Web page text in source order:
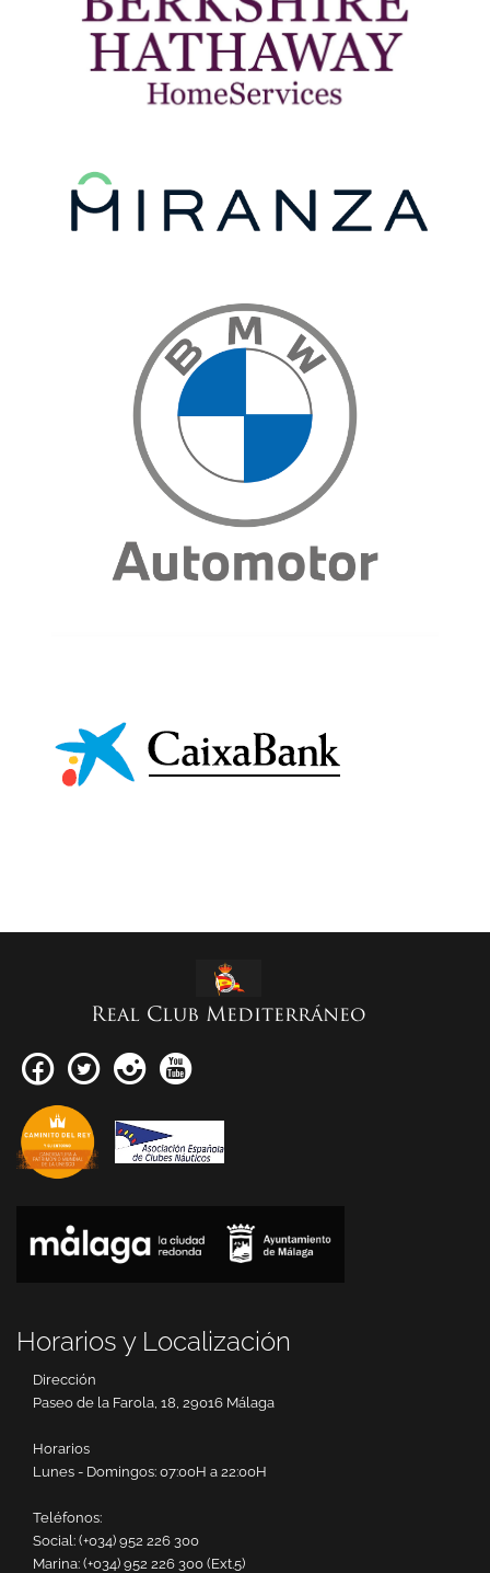
Real Club Mediterráneo
Horarios y Localización
Dirección
Paseo de la Farola, 18, 29016 Málaga
Horarios
Lunes - Domingos: 07:00H a 22:00H
Teléfonos:
Social: (+034) 952 226 300
Marina: (+034) 952 226 300 (Ext.5)